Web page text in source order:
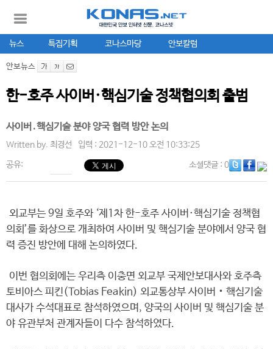
뉴스 특집기획 코나스마당 안보칼럼
안보뉴스
한-호주 사이버·핵심기술 정책협의회 출범
사이버․핵심기술 분야 양국 협력 방안 논의
Written by. 최경선 입력 : 2021-12-10 오전 10:33:25
공유: 소셜댓글: 0
외교부는 9일 호주와 ‘제1차 한-호주 사이버·핵심기술 정책협
의회’를 화상으로 개최하여 사이버 및 핵심기술 분야에서 양국 협
력 증진 방안에 대해 논의하였다.
이번 협의회에는 우리측 이충면 외교부 국제안보대사와 호주측
토비아스 피킨(Tobias Feakin) 외교통상부 사이버‧핵심기술
대사가 수석대표로 참석하였으며, 양국의 사이버 및 핵심기술 분
야 유관부처 관계자들이 다수 참석하였다.